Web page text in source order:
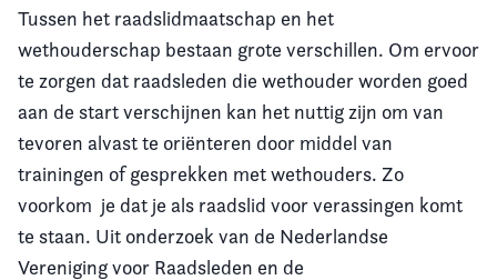
Tussen het raadslidmaatschap en het
wethouderschap bestaan grote verschillen. Om ervoor
te zorgen dat raadsleden die wethouder worden goed
aan de start verschijnen kan het nuttig zijn om van
tevoren alvast te oriënteren door middel van
trainingen of gesprekken met wethouders. Zo
voorkom je dat je als raadslid voor verassingen komt
te staan. Uit onderzoek van de Nederlandse
Vereniging voor Raadsleden en de